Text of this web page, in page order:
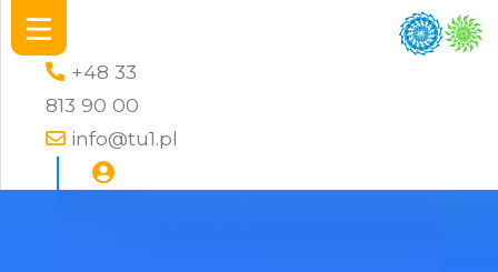
+48 33
813 90 00
info@tu1.pl